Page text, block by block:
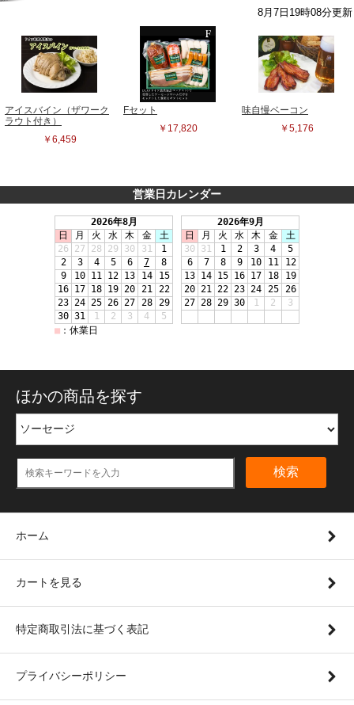
営業日カレンダー
ほかの商品を探す
検索
ホーム
カートを見る
特定商取引法に基づく表記
プライバシーポリシー